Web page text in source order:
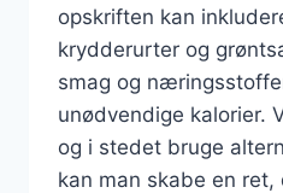
opskriften kan
krydderurter og
smag og
unødvendige kalorier.
og i stedet bruge
kan man skabe en